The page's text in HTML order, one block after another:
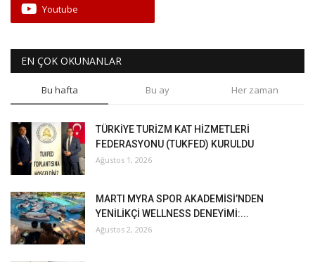
Youtube
EN ÇOK OKUNANLAR
Bu hafta Bu ay Her zaman
TÜRKİYE TURİZM KAT HİZMETLERİ
FEDERASYONU (TUKFED) KURULDU
Ağustos 1, 2026
MARTI MYRA SPOR AKADEMİSİ’NDEN
YENİLİKÇİ WELLNESS DENEYİMİ:...
Ağustos 2, 2026